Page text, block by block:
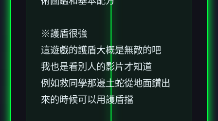
※護盾很強
這遊戲的護盾大概是無敵的吧
我也是看別人的影片才知道
例如救同學那邊土蛇從地面鑽出
來的時候可以用護盾擋